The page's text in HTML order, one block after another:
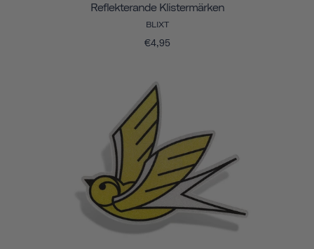
Reflekterande Klistermärken
BLIXT
€4,95